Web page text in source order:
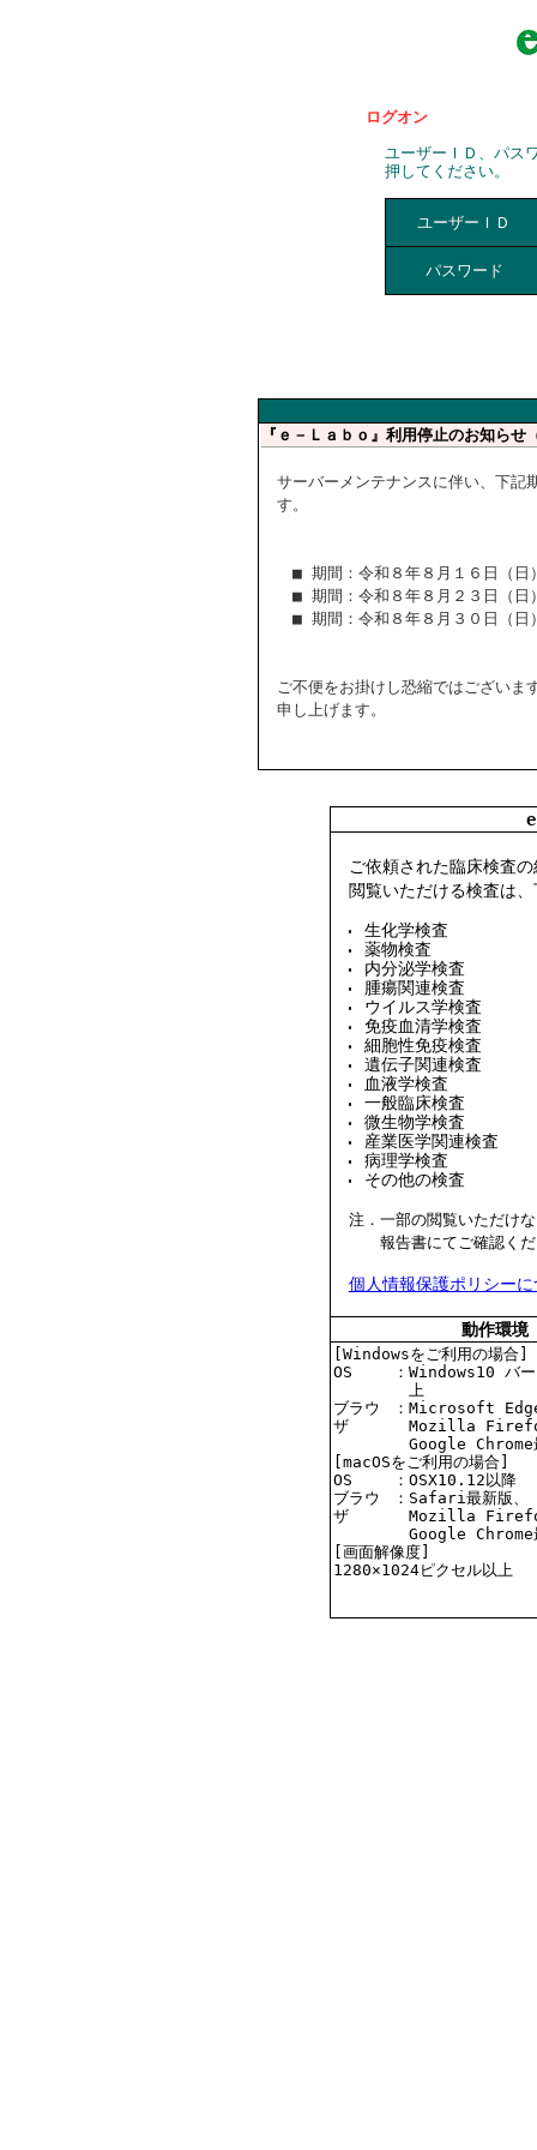
ログオン
ユーザーＩＤ、パス
押してください。
ユーザーＩＤ
パスワード
『ｅ－Ｌａｂｏ』利用停止のお知ら
サーバーメンテナンスに伴い、下記
す。
■ 期間：令和８年８月１６日（
■ 期間：令和８年８月２３日（
■ 期間：令和８年８月３０日（
ご不便をお掛けし恐縮ではございま
申し上げます。
ご依頼された臨床検査
閲覧いただける検査は
生化学検査
薬物検査
内分泌学検査
腫瘍関連検査
ウイルス学検査
免疫血清学検査
細胞性免疫検査
遺伝子関連検査
血液学検査
一般臨床検査
微生物学検査
産業医学関連検査
病理学検査
その他の検査
注． 一部の閲覧いただけ
報告書にてご確認く
個人情報保護ポリシー
動作環境
[Windowsをご利用の場合]
OS
： Windows10 バ
上
ブラウ
ザ
： Microsoft Edge
Mozilla
Google Chrome
[macOSをご利用の場合]
OS
： OSX10.12以降
ブラウ
ザ
： Safari最新版、
Mozilla
Google Chrome
[画面解像度]
1280×1024ピクセル以上